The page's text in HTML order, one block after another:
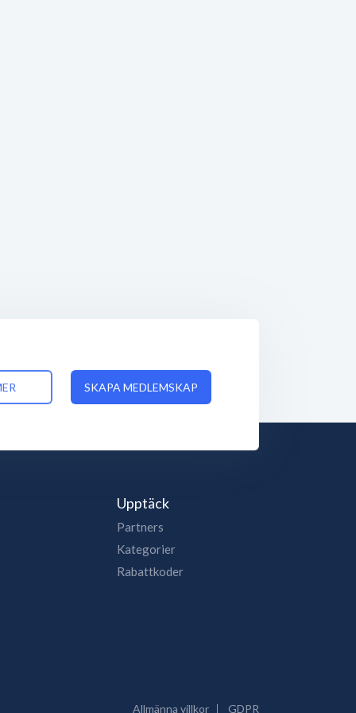
SKAPA MEDLEMSKAP
Upptäck
Partners
Kategorier
Rabattkoder
Allmänna villkor GDPR